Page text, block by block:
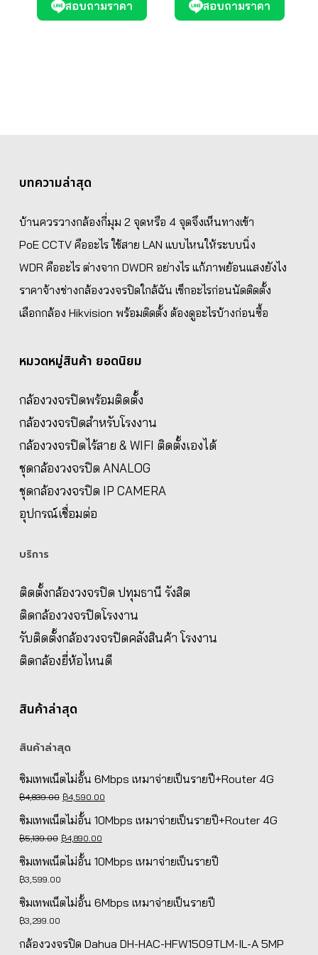
สอบถามราคา สอบถามราคา
บทความล่าสุด
บ้านควรวางกล้องกี่มุม 2 จุดหรือ 4 จุดจึงเห็นทางเข้า
PoE CCTV คืออะไร ใช้สาย LAN แบบไหนให้ระบบนิ่ง
WDR คืออะไร ต่างจาก DWDR อย่างไร แก้ภาพย้อนแสงยังไง
ราคาจ้างช่างกล้องวงจรปิดใกล้ฉัน เช็กอะไรก่อนนัดติดตั้ง
เลือกกล้อง Hikvision พร้อมติดตั้ง ต้องดูอะไรบ้างก่อนซื้อ
หมวดหมู่สินค้า ยอดนิยม
กล้องวงจรปิดพร้อมติดตั้ง
กล้องวงจรปิดสำหรับโรงงาน
กล้องวงจรปิดไร้สาย & WIFI ติดตั้งเองได้
ชุดกล้องวงจรปิด ANALOG
ชุดกล้องวงจรปิด IP CAMERA
อุปกรณ์เชื่อมต่อ
บริการ
ติดตั้งกล้องวงจรปิด ปทุมธานี รังสิต
ติดกล้องวงจรปิดโรงงาน
รับติดตั้งกล้องวงจรปิดคลังสินค้า โรงงาน
ติดกล้องยี่ห้อไหนดี
สินค้าล่าสุด
สินค้าล่าสุด
ซิมเทพเน็ตไม่อั้น 6Mbps เหมาจ่ายเป็นรายปี+Router 4G
฿4,839.00 Original
price
฿4,839.00.
฿4,590.00Current
ซิมเทพเน็ตไม่อั้น 10Mbps เหมาจ่ายเป็นรายปี+Router 4G
฿5,139.00 Original
price
฿4,890.00Current
ซิมเทพเน็ตไม่อั้น 10Mbps เหมาจ่ายเป็นรายปี
฿3,599.00
ซิมเทพเน็ตไม่อั้น 6Mbps เหมาจ่ายเป็นรายปี
฿3,299.00
กล้องวงจรปิด Dahua DH-HAC-HFW1509TLM-IL-A 5MP